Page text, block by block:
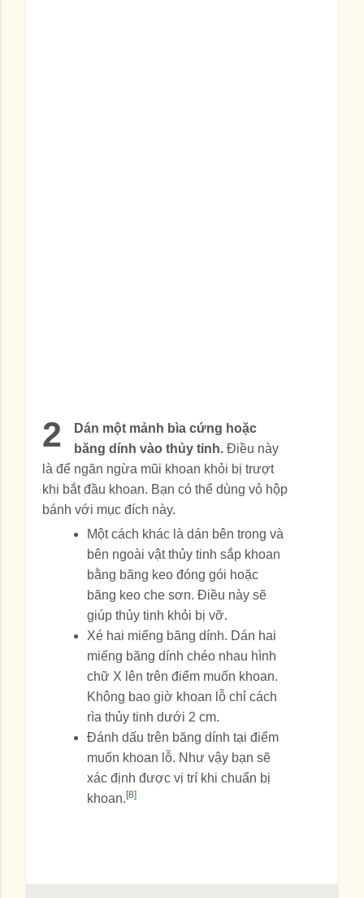
2
Dán một mảnh bìa cứng hoặc
băng dính vào thủy tinh. Điều này
là để ngăn ngừa mũi khoan khỏi bị trượt
khi bắt đầu khoan. Bạn có thể dùng vỏ hộp
bánh với mục đích này.
Một cách khác là dán bên trong và
bên ngoài vật thủy tinh sắp khoan
bằng băng keo đóng gói hoặc
băng keo che sơn. Điều này sẽ
giúp thủy tinh khỏi bị vỡ.
Xé hai miếng băng dính. Dán hai
miếng băng dính chéo nhau hình
chữ X lên trên điểm muốn khoan.
Không bao giờ khoan lỗ chỉ cách
rìa thủy tinh dưới 2 cm.
Đánh dấu trên băng dính tại điểm
muốn khoan lỗ. Như vậy bạn sẽ
xác định được vị trí khi chuẩn bị
khoan. [8]